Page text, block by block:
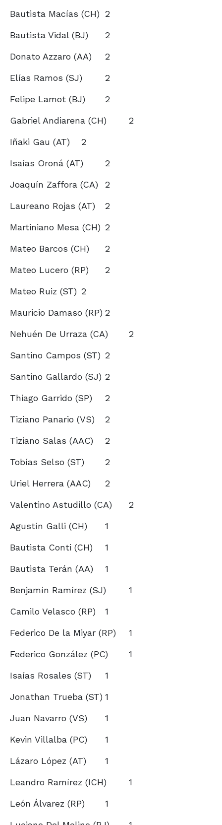
Bautista Macías (CH) 2
Bautista Vidal (BJ) 2
Donato Azzaro (AA) 2
Elías Ramos (SJ) 2
Felipe Lamot (BJ) 2
Gabriel Andiarena (CH) 2
Iñaki Gau (AT) 2
Isaías Oroná (AT) 2
Joaquín Zaffora (CA) 2
Laureano Rojas (AT) 2
Martiniano Mesa (CH) 2
Mateo Barcos (CH) 2
Mateo Lucero (RP) 2
Mateo Ruiz (ST) 2
Mauricio Damaso (RP) 2
Nehuén De Urraza (CA) 2
Santino Campos (ST) 2
Santino Gallardo (SJ) 2
Thiago Garrido (SP) 2
Tiziano Panario (VS) 2
Tiziano Salas (AAC) 2
Tobías Selso (ST) 2
Uriel Herrera (AAC) 2
Valentino Astudillo (CA) 2
Agustín Galli (CH) 1
Bautista Conti (CH) 1
Bautista Terán (AA) 1
Benjamín Ramírez (SJ) 1
Camilo Velasco (RP) 1
Federico De la Miyar (RP) 1
Federico González (PC) 1
Isaías Rosales (ST) 1
Jonathan Trueba (ST) 1
Juan Navarro (VS) 1
Kevin Villalba (PC) 1
Lázaro López (AT) 1
Leandro Ramírez (ICH) 1
León Álvarez (RP) 1